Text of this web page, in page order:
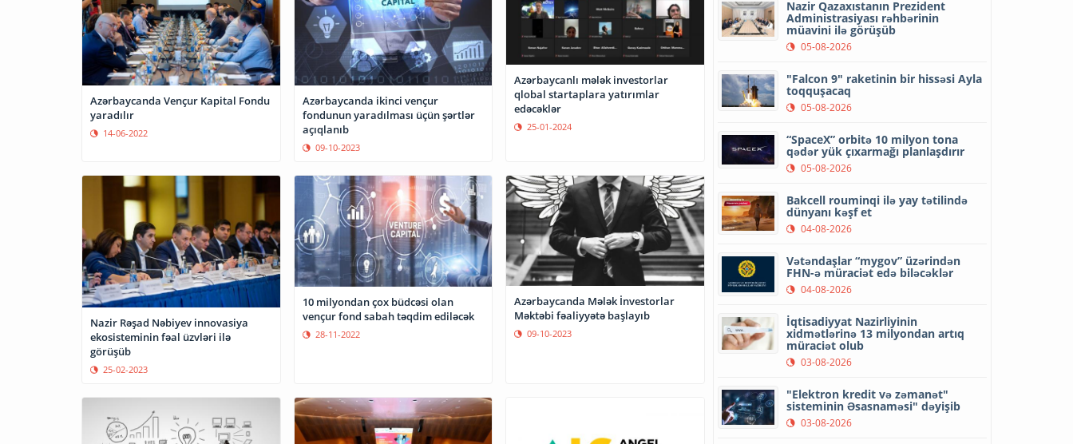
Azərbaycanda Vençur Kapital Fondu
yaradılır
14-06-2022
Azərbaycanda ikinci vençur
fondunun yaradılması üçün şərtlər
açıqlanıb
09-10-2023
Azərbaycanlı mələk investorlar
qlobal startaplara yatırımlar
edəcəklər
25-01-2024
Nazir Rəşad Nəbiyev innovasiya
ekosisteminin fəal üzvləri ilə
görüşüb
25-02-2023
10 milyondan çox büdcəsi olan
vençur fond sabah təqdim ediləcək
28-11-2022
Azərbaycanda Mələk İnvestorlar
Məktəbi fəaliyyətə başlayıb
09-10-2023
Nazir Qazaxıstanın Prezident
Administrasiyası rəhbərinin
müavini ilə görüşüb
05-08-2026
"Falcon 9" raketinin bir hissəsi Ayla
toqquşacaq
05-08-2026
“SpaceX” orbitə 10 milyon tona
qədər yük çıxarmağı planlaşdırır
05-08-2026
Bakcell rouminqi ilə yay tətilində
dünyanı kəşf et
04-08-2026
Vətəndaşlar “mygov” üzərindən
FHN-ə müraciət edə biləcəklər
04-08-2026
İqtisadiyyat Nazirliyinin
xidmətlərinə 13 milyondan artıq
müraciət olub
03-08-2026
"Elektron kredit və zəmanət"
sisteminin Əsasnaməsi" dəyişib
03-08-2026